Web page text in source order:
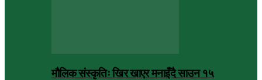
मौलिक संस्कृतिः खिर खाएर मनाइँदै साउन १५